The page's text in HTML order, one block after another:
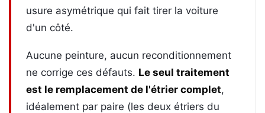
usure asymétrique qui fait tirer la voiture
d'un côté.
Aucune peinture, aucun reconditionnement
ne corrige ces défauts. Le seul traitement
est le remplacement de l'étrier complet,
idéalement par paire (les deux étriers du